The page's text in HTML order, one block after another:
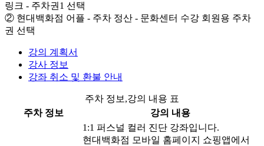
링크 - 주차권1 선택
② 현대백화점 어플 - 주차 정산 - 문화센터 수강 회원용 주차
권 선택
강의 계획서
강사 정보
강좌 취소 및 환불 안내
주차 정보,강의 내용 표
주차 정보
강의 내용
1:1 퍼스널 컬러 진단 강좌입니다.
현대백화점 모바일 홈페이지 쇼핑앱에서